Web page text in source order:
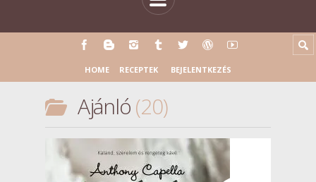
HOME RECEPTEK BEJELENTKEZÉS
Ajánló 20